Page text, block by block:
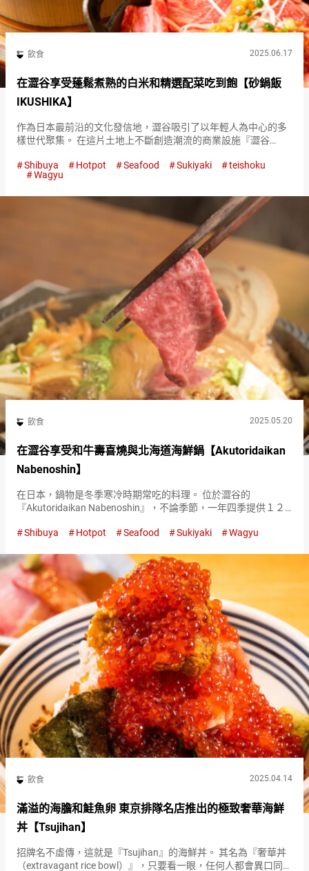
飲食 2025.06.17
在澀谷享受蓬鬆煮熟的白米和精選配菜吃到飽【砂鍋飯
IKUSHIKA】
作為日本最前沿的文化發信地，澀谷吸引了以年輕人為中心的多
樣世代聚集。 在這片土地上不斷創造潮流的商業設施『澀谷
IKUSHIKA（IKUSHIKA）』的所在地。 這裡是一家對日本…
Shibuya Hotpot Seafood Sukiyaki
teishoku
Wagyu
飲食 2025.05.20
在澀谷享受和牛壽喜燒與北海道海鮮鍋【Akutoridaikan
Nabenoshin】
在日本，鍋物是冬季寒冷時期常吃的料理。 位於澀谷的
『Akutoridaikan Nabenoshin』，不論季節，一年四季提供１２
Wagyu Sukiyaki）』（照片為兩人…
Shibuya Hotpot Seafood Sukiyaki Wagyu
飲食 2025.04.14
滿溢的海膽和鮭魚卵 東京排隊名店推出的極致奢華海鮮
丼【Tsujihan】
招牌名不虛傳，這就是『Tsujihan』的海鮮丼。 其名為『奢華丼
（extravagant rice bowl）』，只要看一眼，任何人都會異口同聲